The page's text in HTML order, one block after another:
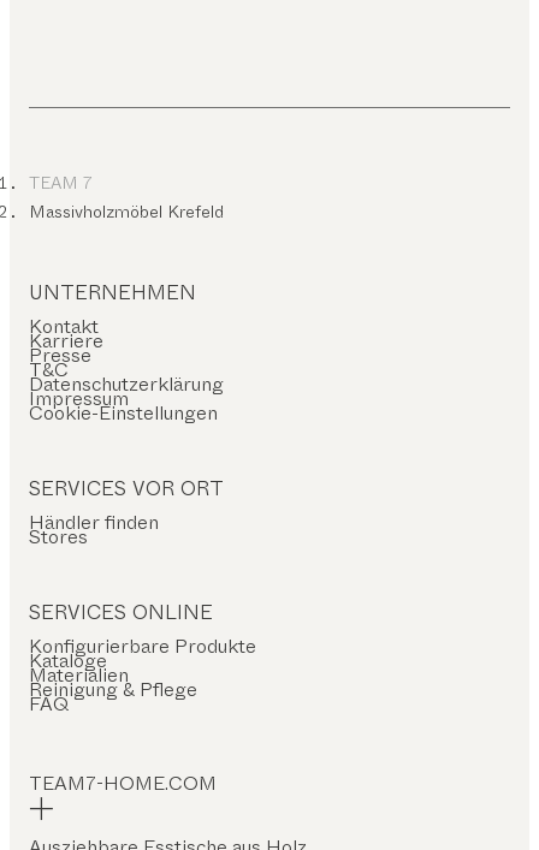
TEAM 7
Massivholzmöbel Krefeld
UNTERNEHMEN
Kontakt
Karriere
Presse
T&C
Datenschutzerklärung
Impressum
Cookie-Einstellungen
SERVICES VOR ORT
Händler finden
Stores
SERVICES ONLINE
Konfigurierbare Produkte
Kataloge
Materialien
Reinigung & Pflege
FAQ
TEAM7-HOME.COM